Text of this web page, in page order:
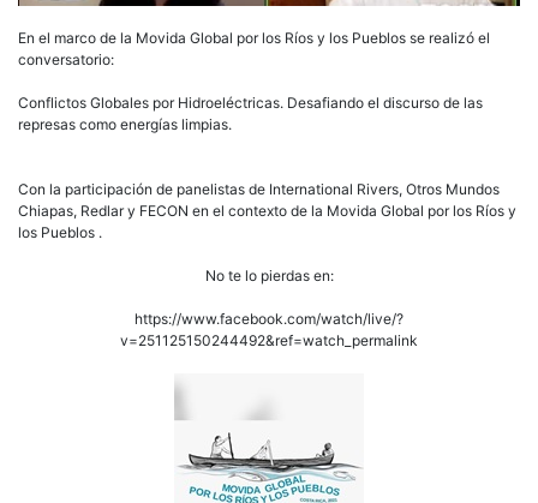
En el marco de la Movida Global por los Ríos y los Pueblos se realizó el
conversatorio:
Conflictos Globales por Hidroeléctricas. Desafiando el discurso de las
represas como energías limpias.
Con la participación de panelistas de International Rivers, Otros Mundos
Chiapas, Redlar y FECON en el contexto de la Movida Global por los Ríos y
los Pueblos .
No te lo pierdas en:
https://www.facebook.com/watch/live/?
v=251125150244492&ref=watch_permalink